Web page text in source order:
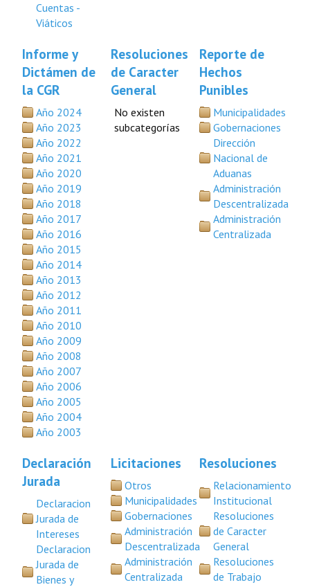
Cuentas -
Viáticos
Informe y
Dictámen de
la CGR
Año 2024
Año 2023
Año 2022
Año 2021
Año 2020
Año 2019
Año 2018
Año 2017
Año 2016
Año 2015
Año 2014
Año 2013
Año 2012
Año 2011
Año 2010
Año 2009
Año 2008
Año 2007
Año 2006
Año 2005
Año 2004
Año 2003
Resoluciones
de Caracter
General
No existen
subcategorías
Reporte de
Hechos
Punibles
Municipalidades
Gobernaciones
Dirección
Nacional de
Aduanas
Administración
Descentralizada
Administración
Centralizada
Declaración
Jurada
Declaracion
Jurada de
Intereses
Declaracion
Jurada de
Bienes y
Licitaciones
Otros
Municipalidades
Gobernaciones
Administración
Descentralizada
Administración
Centralizada
Resoluciones
Relacionamiento
Institucional
Resoluciones
de Caracter
General
Resoluciones
de Trabajo